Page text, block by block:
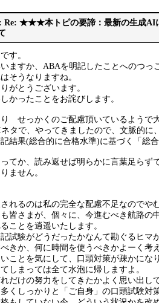
Re: ★★★本トピの要諦：最新の生成AI
す。
ますか、ABAを明記したことへのつっ
そうなりますね。
がとうございます。
かったことをお詫びします。
り せっかくのご配慮頂いているよう
タで、やってきましたので、文脈的に
結果(総合的に合格水準)に基づく「総
てか、読み返せば明らかに言葉足らず
ません。
れるのは私の完全な配慮不足なのでや
皆さまが、個々に、今進むべき航路の
ことを逍遥いたします。
試験がどうだったかなんて勘ぐるヒマ
きか、何に時間を使うべきかよーく考
いことを気にして、口頭対策が疎かにな
しまっては全て水泡に帰しますよ。
れだけの努力をしてきたかよく思い出し
くしっかりと「ご自身」の口頭試験対